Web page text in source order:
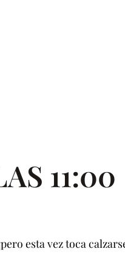
11:00
esta vez toca